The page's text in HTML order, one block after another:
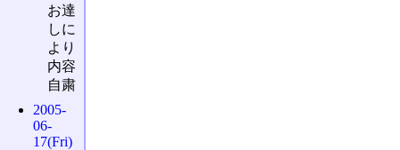
お達
しに
より
内容
自粛
2005-
06-
17(Fri)